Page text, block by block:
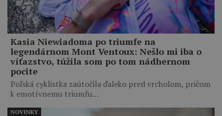
Kasia Niewiadoma po triumfe na
legendárnom Mont Ventoux: Nešlo mi iba o
víťazstvo, túžila som po tom nádhernom
pocite
Poľská cyklistka zaútočila ďaleko pred vrcholom, pričom
k emotívnemu triumfu…
NOVINKY